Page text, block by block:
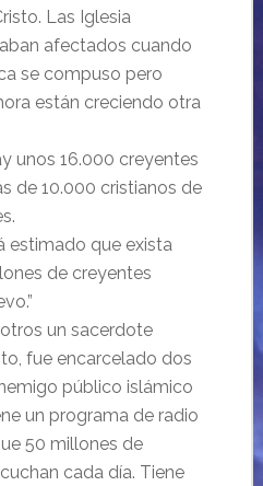
Las Iglesia
afectados cuando
se compuso pero
están creciendo otra
unos 16.000 creyentes
de 10.000 cristianos de
estimado que exista
de creyentes
un sacerdote
fue encarcelado dos
público islámico
un programa de radio
50 millones de
cada día. Tiene